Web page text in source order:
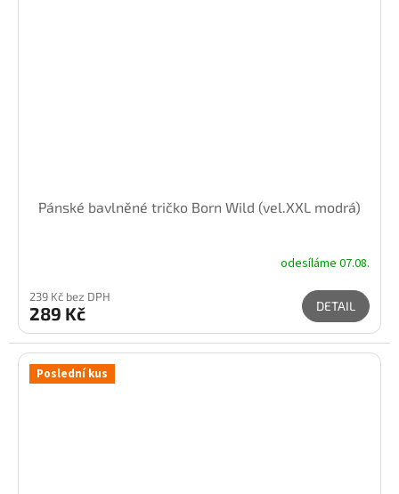
Pánské bavlněné tričko Born Wild (vel.XXL modrá)
odesíláme 07.08.
239 Kč bez DPH
289 Kč DETAIL
Poslední kus